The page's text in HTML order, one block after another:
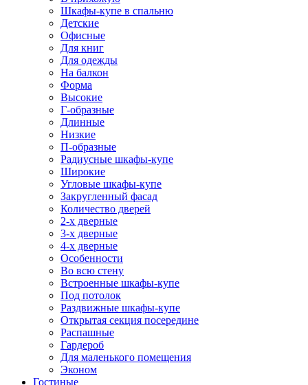
Шкафы-купе в спальню
Детские
Офисные
Для книг
Для одежды
На балкон
Форма
Высокие
Г-образные
Длинные
Низкие
П-образные
Радиусные шкафы-купе
Широкие
Угловые шкафы-купе
Закругленный фасад
Количество дверей
2-х дверные
3-х дверные
4-х дверные
Особенности
Во всю стену
Встроенные шкафы-купе
Под потолок
Раздвижные шкафы-купе
Открытая секция посередине
Распашные
Гардероб
Для маленького помещения
Эконом
Гостиные